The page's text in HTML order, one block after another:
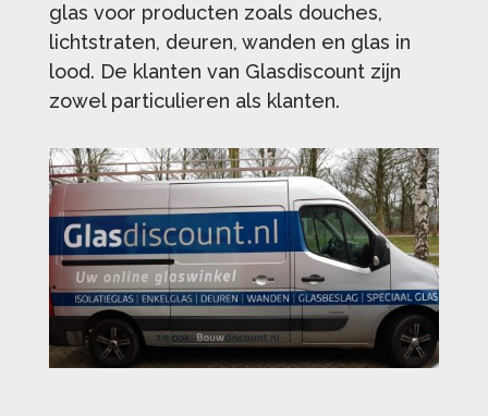
glas voor producten zoals douches,
lichtstraten, deuren, wanden en glas in
lood. De klanten van Glasdiscount zijn
zowel particulieren als klanten.